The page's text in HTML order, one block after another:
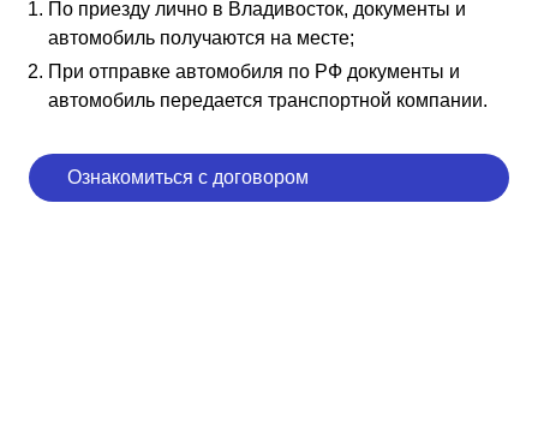
По приезду лично в Владивосток, документы и
автомобиль получаются на месте;
При отправке автомобиля по РФ документы и
автомобиль передается транспортной компании.
Ознакомиться с договором